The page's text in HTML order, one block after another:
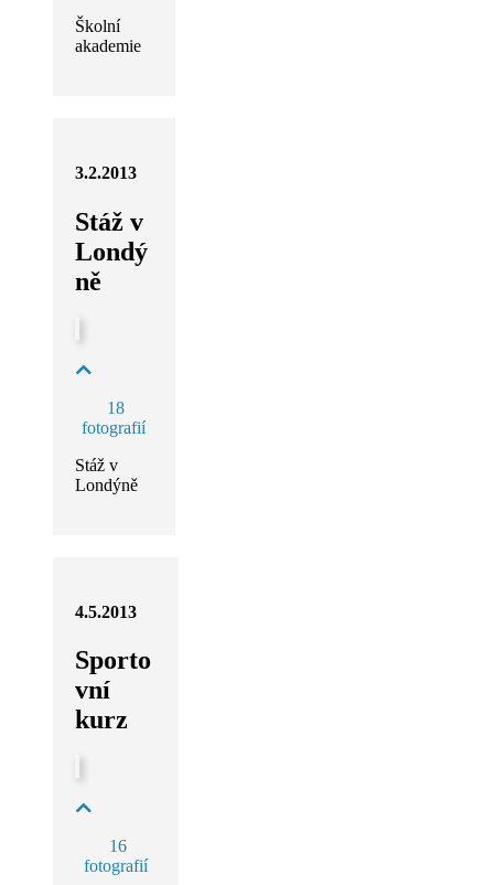
Školní
akademie
3.2.2013
Stáž v
Londý
ně
18
fotografií
Stáž v
Londýně
4.5.2013
Sporto
vní
kurz
16
fotografií